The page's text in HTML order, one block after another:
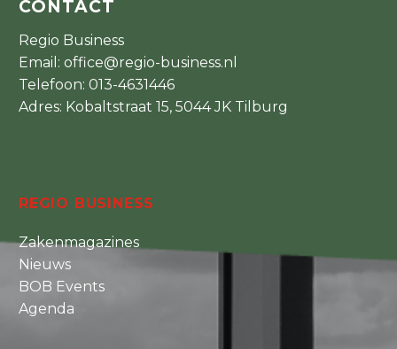
CONTACT
Regio Business
Email: office@regio-business.nl
Telefoon: 013-4631446
Adres: Kobaltstraat 15, 5044 JK Tilburg
REGIO BUSINESS
Zakenmagazines
Nieuws
BOB Events
Agenda